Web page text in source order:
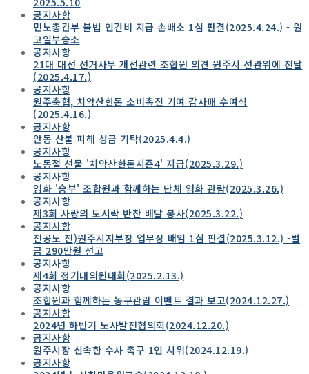
공지사항
민노총간부 불법 인건비 지급 손배소 1심 판결(2025.4.24.) - 원
고일부승소
공지사항
21대 대선 선거사무 개선관련 조합원 의견 원주시 선관위에 전달
(2025.4.17.)
공지사항
원주축협, 치악산한돈 소비촉진 기여 감사패 수여식
(2025.4.16.)
공지사항
안동 산불 피해 성금 기탁(2025.4.4.)
공지사항
노동절 선물 '치악산한돈시즌4' 지급(2025.3.29.)
공지사항
영화 '승부' 조합원과 함께하는 단체 영화 관람(2025.3.26.)
공지사항
제3회 사랑의 도시락 반찬 배달 봉사(2025.3.22.)
공지사항
전공노 전)원주시지부장 업무상 배임 1심 판결(2025.3.12.) -벌
금 290만원 선고
공지사항
제4회 정기대의원대회(2025.2.13.)
공지사항
조합원과 함께하는 농구관람 이벤트 결과 보고(2024.12.27.)
공지사항
2024년 하반기 노사발전협의회(2024.12.20.)
공지사항
원주시장 신속한 수사 촉구 1인 시위(2024.12.19.)
공지사항